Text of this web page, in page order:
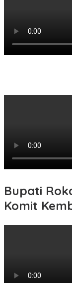
Bupati
Komit